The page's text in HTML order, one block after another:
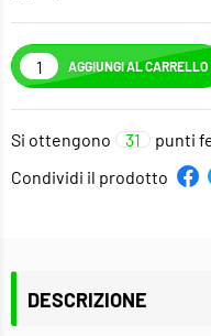
AGGIUNGI AL CARRELLO
Si ottengono 31
punti
Condividi il prodotto
DESCRIZIONE